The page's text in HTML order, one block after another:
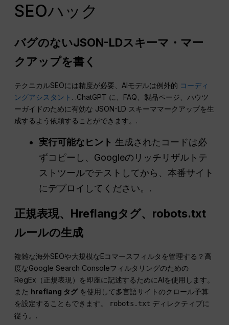
SEOハック
バグのないJSON-LDスキーマ・マー
クアップを書く
テクニカルSEOには精度が必要、AIモデルは例外的 コーディ
ングアシスタント . .ChatGPT に、FAQ、製品ページ、ハウツ
ーガイドのために有効な JSON-LD スキーママークアップを生
成するよう依頼することができます。.
実行可能なヒント 生成されたコードは必
ずコピーし、Googleのリッチリザルトテ
ストツールでテストしてから、本番サイト
にデプロイしてください。.
正規表現、Hreflangタグ、robots.txt
ルールの生成
複雑な海外SEOや大規模なEコマースフィルタを管理する？高
度なGoogle Search Consoleフィルタリングのための
RegEx（正規表現）を即座に記述するためにAIを使用します。
また hreflang タグを使用して多言語サイトのクロール予算
を設定することもできます。
robots.txt ディレクティブに
従う。.